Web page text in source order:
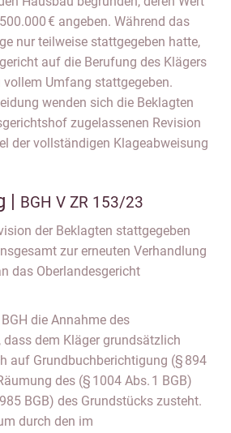
€ angeben. Während das
nur teilweise stattgegeben hatte,
auf die Berufung des Klägers
vollem Umfang stattgegeben.
wenden sich die Beklagten
zugelassenen Revision
der vollständigen Klageabweisung
| BGH V ZR 153/23
der Beklagten stattgegeben
zur erneuten Verhandlung
das Oberlandesgericht
die Annahme des
dass dem Kläger grundsätzlich
auf Grundbuchberichtigung (§ 894
des (§ 1004 Abs. 1 BGB)
BGB) des Grundstücks zusteht.
durch den im